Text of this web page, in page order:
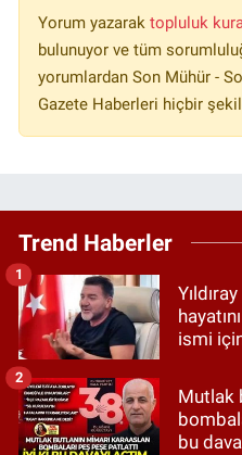
Yorum yazarak topluluk
bulunuyor ve tüm
yorumlardan Son Mühür -
Gazete Haberleri hiçbir
Trend Haberler
ismi
1
Mutlak
bu
2